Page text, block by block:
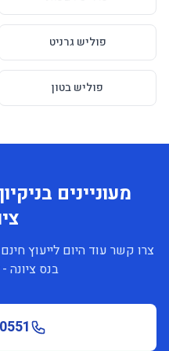
פוליש גרניט
פוליש בטון
מעוניינים
צרו קשר עוד היום לייעוץ
בנס ציונה